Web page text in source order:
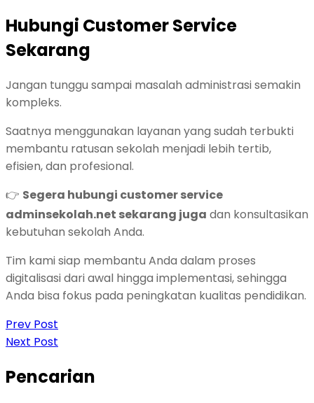
Hubungi Customer Service
Sekarang
Jangan tunggu sampai masalah administrasi semakin
kompleks.
Saatnya menggunakan layanan yang sudah terbukti
membantu ratusan sekolah menjadi lebih tertib,
efisien, dan profesional.
👉 Segera hubungi customer service
adminsekolah.net sekarang juga dan konsultasikan
kebutuhan sekolah Anda.
Tim kami siap membantu Anda dalam proses
digitalisasi dari awal hingga implementasi, sehingga
Anda bisa fokus pada peningkatan kualitas pendidikan.
Prev Post
Next Post
Pencarian